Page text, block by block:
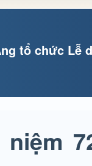
tổ chức Lễ